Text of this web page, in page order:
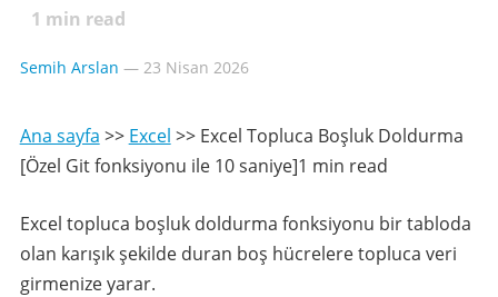
1 min read
Semih Arslan — 23 Nisan 2026
Ana sayfa >> Excel >> Excel Topluca Boşluk Doldurma
[Özel Git fonksiyonu ile 10 saniye]1 min read
Excel topluca boşluk doldurma fonksiyonu bir tabloda
olan karışık şekilde duran boş hücrelere topluca veri
girmenize yarar.